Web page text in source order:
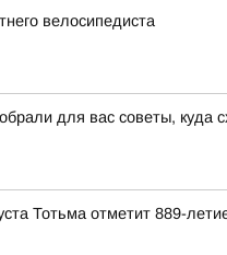
велосипедиста
для вас советы, куда
Тотьма отметит 889-